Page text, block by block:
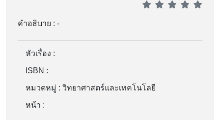
คำอธิบาย : -
หัวเรื่อง :
ISBN :
หมวดหมู่ : วิทยาศาสตร์และเทคโนโลยี
หน้า :